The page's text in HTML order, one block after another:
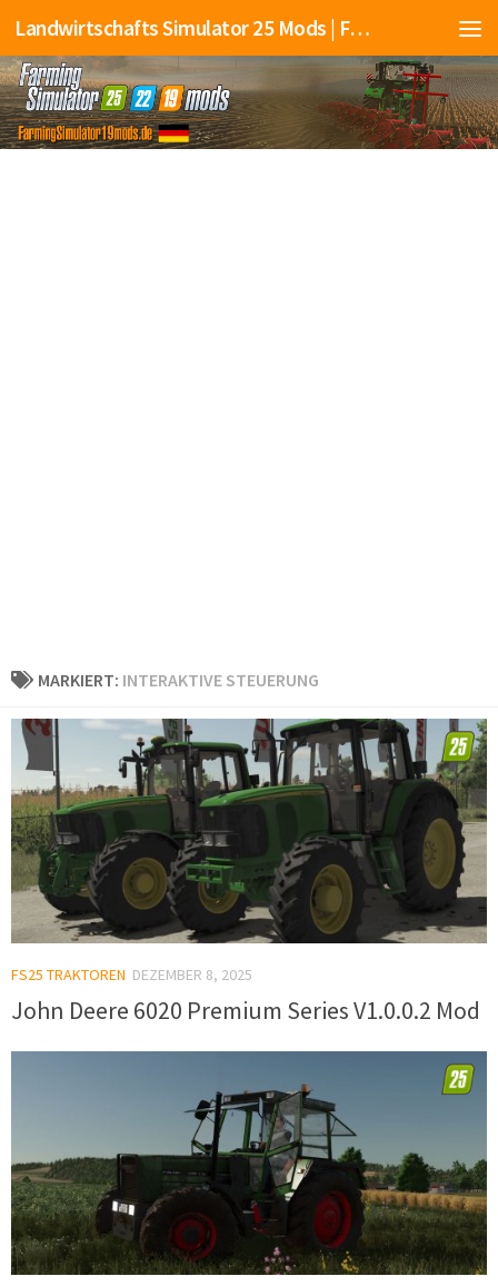
Landwirtschafts Simulator 25 Mods | Farming Simulator 25 Mods | FS25 Mods
MARKIERT: INTERAKTIVE STEUERUNG
FS25 TRAKTOREN DEZEMBER 8, 2025
John Deere 6020 Premium Series V1.0.0.2 Mod